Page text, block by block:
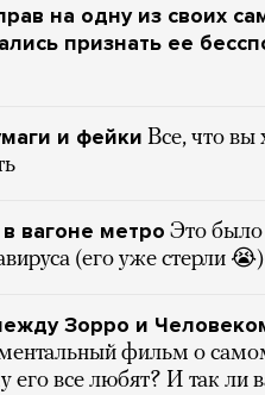
на одну из своих
признать ее
и фейки Все, что вы
вагоне метро Это было
(его уже стерли 😭)
Зорро и
фильм о
его все любят? И так ли